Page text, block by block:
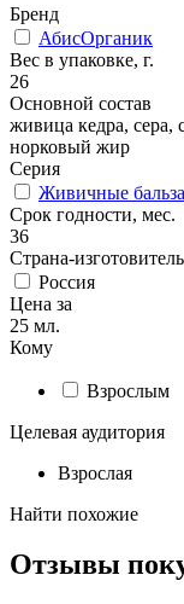
Бренд
АбисОрганик
Вес в упаковке, г.
26
Основной состав
живица кедра, сера,
норковый жир
Серия
Живичные
Срок годности, мес.
36
Страна-изготовитель
Россия
Цена за
25 мл.
Кому
Взрослым
Целевая аудитория
Взрослая
Найти похожие
Отзывы